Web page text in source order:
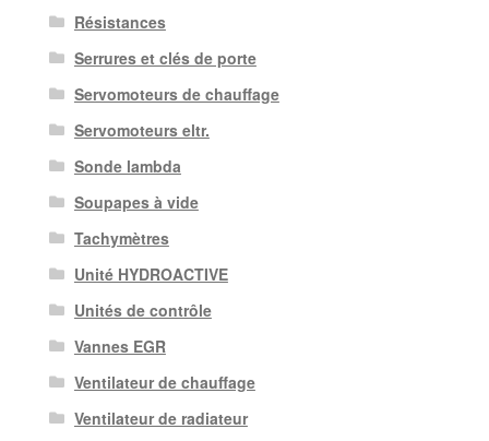
Résistances
Serrures et clés de porte
Servomoteurs de chauffage
Servomoteurs eltr.
Sonde lambda
Soupapes à vide
Tachymètres
Unité HYDROACTIVE
Unités de contrôle
Vannes EGR
Ventilateur de chauffage
Ventilateur de radiateur